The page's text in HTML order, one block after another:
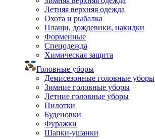
Летняя верхняя одежда
Охота и рыбалка
Плащи, дождевики, накидки
Форменные
Спецодежда
Химическая защита
Головные уборы
Демисезонные головные уборы
Зимние головные уборы
Летние головные уборы
Пилотки
Буденовки
Фуражки
Шапки-ушанки